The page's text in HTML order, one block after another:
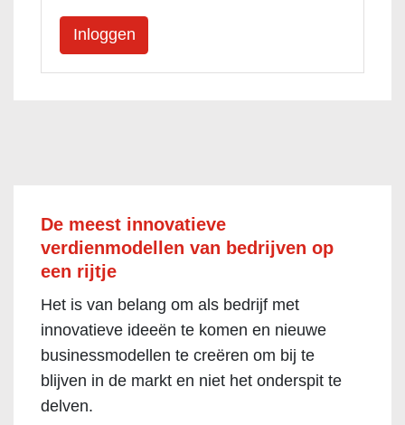
De meest innovatieve
verdienmodellen van bedrijven op
een rijtje
Het is van belang om als bedrijf met
innovatieve ideeën te komen en nieuwe
businessmodellen te creëren om bij te
blijven in de markt en niet het onderspit te
delven.